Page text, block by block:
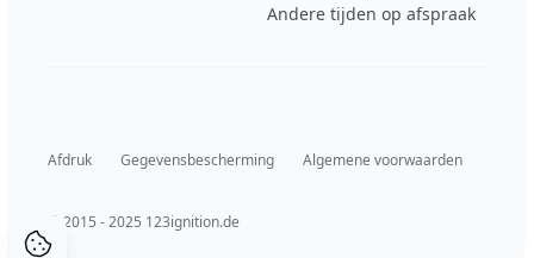
Andere tijden op afspraak
Afdruk Gegevensbescherming Algemene voorwaarden
© 2015 - 2025 123ignition.de